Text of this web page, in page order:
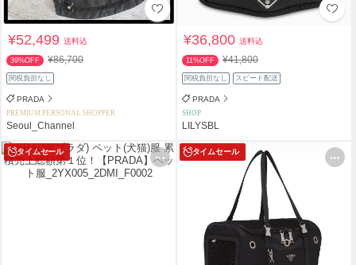
¥52,499送料込
39%OFF ¥86,700
関税負担なし
PRADA
PREMIUM PERSONAL SHOPPER
Seoul_Channel
¥36,800送料込
11%OFF ¥41,800
関税負担なし スピード配送
PRADA
SHOP
LILYSBL
タイムセール タイムセール